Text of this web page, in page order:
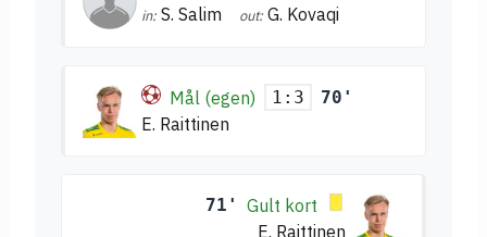
in: S. Salim out: G. Kovaqi
Mål (egen) 1:3 70'
E. Raittinen
71'
Gult kort
E. Raittinen